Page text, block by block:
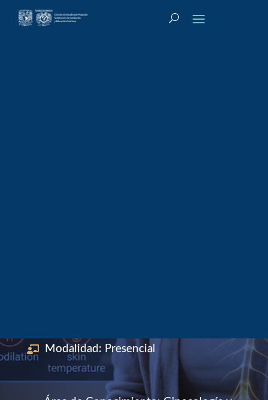
Modalidad : Presencial